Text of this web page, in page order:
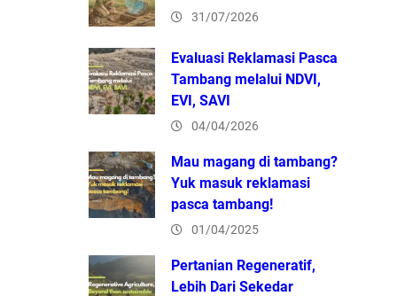
31/07/2026
Evaluasi Reklamasi Pasca
Tambang melalui NDVI,
EVI, SAVI
04/04/2026
Mau magang di tambang?
Yuk masuk reklamasi
pasca tambang!
01/04/2025
Pertanian Regeneratif,
Lebih Dari Sekedar